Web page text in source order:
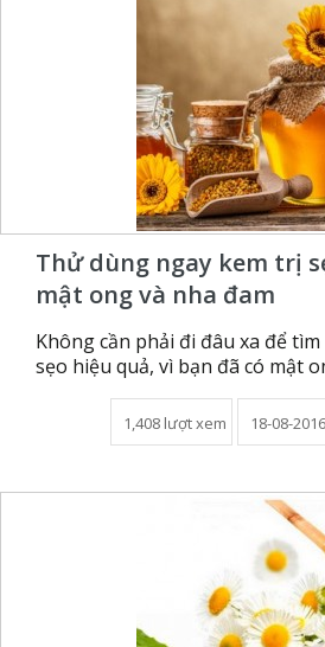
Thử dùng ngay kem trị
mật ong và nha đam
Không cần phải đi đâu xa để
sẹo hiệu quả, vì bạn đã có mật
1,408 lượt xem 18-08-2016